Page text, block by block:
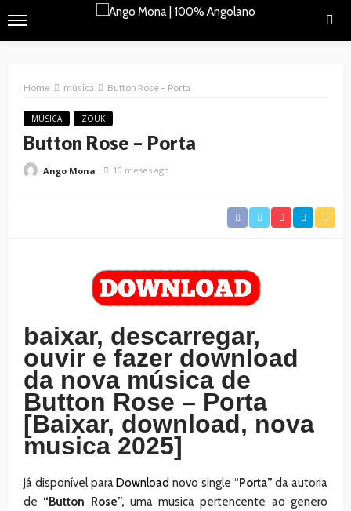
Home música Button Rose – Porta
MÚSICA ZOUK
Button Rose – Porta
Ango Mona 10 meses ago
baixar, descarregar,
ouvir e fazer download
da nova música de
Button Rose – Porta
[Baixar, download, nova
musica 2025]
Já disponível paraDownload novo single “Porta” da autoria
de “Button Rose”, uma musica pertencente ao genero